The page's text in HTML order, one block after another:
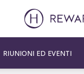
RIUNIONI ED EVENTI